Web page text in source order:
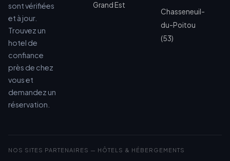
sont vérifiées
et à jour.
Trouvez un
hotel de
confiance
près de chez
vous et
demandez un
réservation.
Grand Est
Chasseneuil-
du-Poitou
(53)
NOS SITES PARTENAIRES — HÔTELS & HÉBERGEMENTS